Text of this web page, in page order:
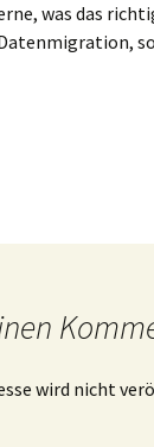
was das
wird nicht